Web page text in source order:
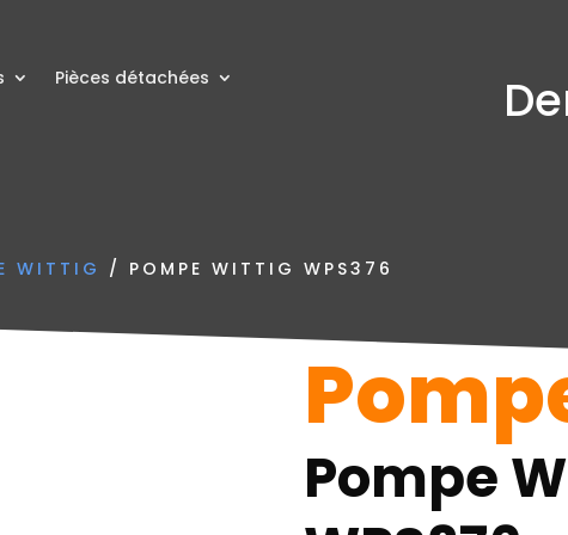
Pièces détachées
WITTIG / POMPE WITTIG WPS376
Pompe